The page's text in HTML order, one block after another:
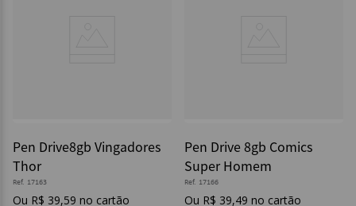
Pen Drive8gb Vingadores
Thor
Ref. 17163
R$ 39,59
Pen Drive 8gb Comics
Super Homem
Ref. 17166
R$ 39,49